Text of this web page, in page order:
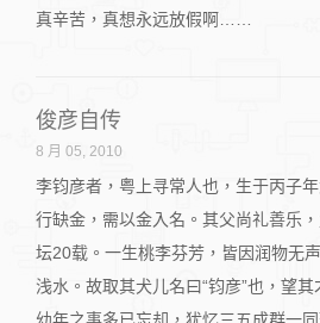
真辛苦，真想永远放假啊……
俊彦自传
8 月 05, 2010
李钧彦者，粤上寻常人也，生于丙子
行缺金，需以金入名。其父尚礼善乐
坛20载。一生桃李芬芳，皆因润物无
浅水。故取其犬儿名曰“钧彦”也，望其